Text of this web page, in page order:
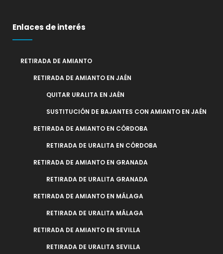
Enlaces de interés
RETIRADA DE AMIANTO
RETIRADA DE AMIANTO EN JAÉN
QUITAR URALITA EN JAÉN
SUSTITUCIÓN DE BAJANTES CON AMIANTO EN JAÉN
RETIRADA DE AMIANTO EN CÓRDOBA
RETIRADA DE URALITA EN CÓRDOBA
RETIRADA DE AMIANTO EN GRANADA
RETIRADA DE URALITA GRANADA
RETIRADA DE AMIANTO EN MÁLAGA
RETIRADA DE URALITA MÁLAGA
RETIRADA DE AMIANTO EN SEVILLA
RETIRADA DE URALITA SEVILLA